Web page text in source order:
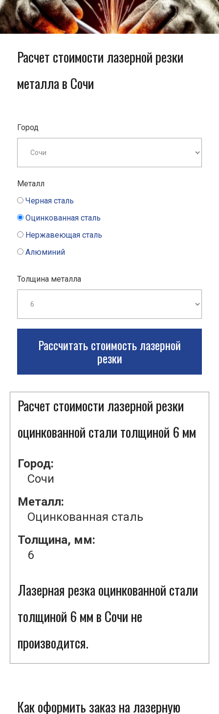
Расчет стоимости лазерной резки
металла в Сочи
Город
Металл
Черная сталь
Оцинкованная сталь
Нержавеющая сталь
Алюминий
Толщина металла
Рассчитать стоимость лазерной
резки
Расчет стоимости лазерной резки
оцинкованной стали толщиной 6 мм
Город:
Сочи
Металл:
Оцинкованная сталь
Толщина, мм:
6
Лазерная резка оцинкованной стали
толщиной 6 мм в Сочи не
производится.
Как оформить заказ на лазерную